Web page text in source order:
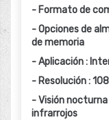
- Formato de
- Opciones de
de memoria
- Aplicación :
- Resolución :
- Visión nocturna
infrarrojos